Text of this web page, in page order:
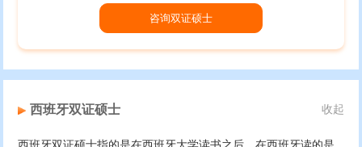
咨询双证硕士
西班牙双证硕士 收起